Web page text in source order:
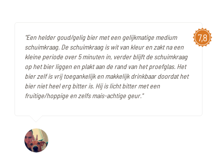
7,8
"Een helder goud/gelig bier met een gelijkmatige medium
schuimkraag. De schuimkraag is wit van kleur en zakt na een
kleine periode over 5 minuten in, verder blijft de schuimkraag
op het bier liggen en plakt aan de rand van het proefglas. Het
bier zelf is vrij toegankelijk en makkelijk drinkbaar doordat het
bier niet heel erg bitter is. Hij is licht bitter met een
fruitige/hoppige en zelfs mais-achtige geur."